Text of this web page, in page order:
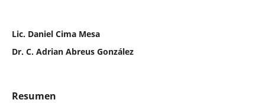
Lic. Daniel Cima Mesa
Dr. C. Adrian Abreus González
Resumen